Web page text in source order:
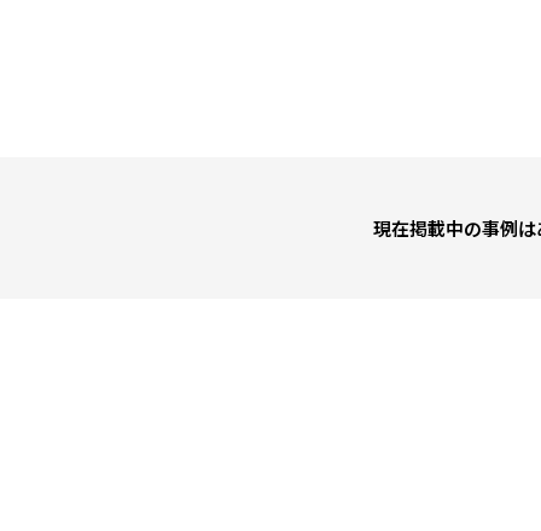
現在掲載中の事例は